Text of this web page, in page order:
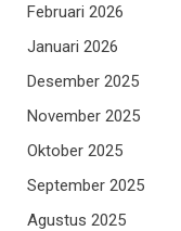
Februari 2026
Januari 2026
Desember 2025
November 2025
Oktober 2025
September 2025
Agustus 2025